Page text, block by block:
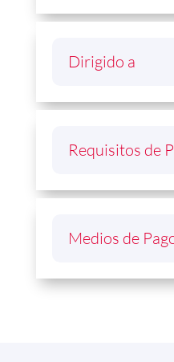
Dirigido a
Requisitos de
Medios de